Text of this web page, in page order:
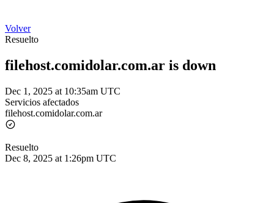
Volver
Resuelto
filehost.comidolar.com.ar is down
Dec 1, 2025 at 10:35am UTC
Servicios afectados
filehost.comidolar.com.ar
Resuelto
Dec 8, 2025 at 1:26pm UTC